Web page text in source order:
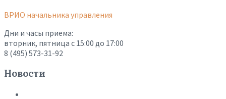
ВРИО начальника управления
Дни и часы приема:
вторник, пятница с 15:00 до 17:00
8 (495) 573-31-92
Новости